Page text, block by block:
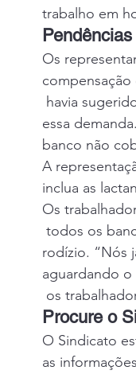
trabalho em
Pendências
Os
havia
essa
banco não
A
inclua as
Os
todos os
rodízio. “Nós
aguardando
os
Procure o
O Sindicato
as